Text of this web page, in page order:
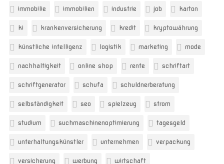
immobilie immobilien industrie job karton
ki krankenversicherung kredit kryptowährung
künstliche intelligenz logistik marketing mode
nachhaltigkeit online shop rente schriftart
schriftgenerator schufa schuldnerberatung
selbständigkeit seo spielzeug strom
studium suchmaschinenoptimierung tagesgeld
unterhaltungskünstler unternehmen verpackung
versicherung werbung wirtschaft